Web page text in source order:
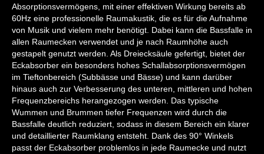
Absorptionsvermögens, mit einer effektiven Wirkung bereits ab
60Hz eine professionelle Raumakustik, die es für die Aufnahme
von Musik und vielem mehr benötigt. Dabei kann die Bassfalle in
allen Raumecken verwendet und je nach Raumhöhe auch
gestapelt genutzt werden. Als Dreiecksäule gefertigt, bietet der
Eckabsorber ein besonders hohes Schallabsorptionsvermögen
im Tieftonbereich (Subbässe und Bässe) und kann darüber
hinaus auch zur Verbesserung des unteren, mittleren und hohen
Frequenzbereichs herangezogen werden. Das typische
Wummen und Brummen tiefer Frequenzen wird durch die
Bassfalle deutlich reduziert, sodass in diesem Bereich ein klarer
und detaillierter Raumklang entsteht. Dank des 90° Winkels
passt der Eckabsorber problemlos in jede Raumecke und nutzt